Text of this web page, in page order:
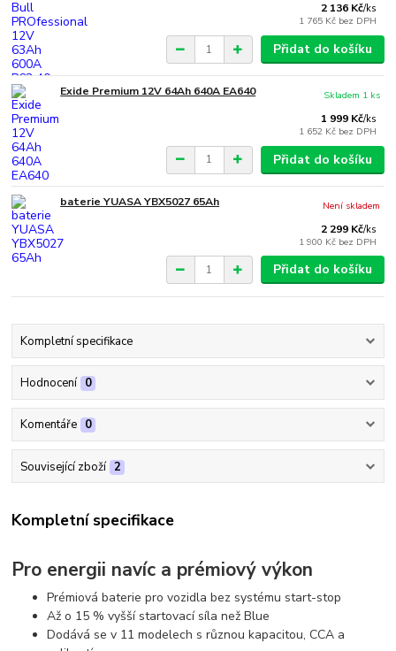
2 136 Kč/ks
1 765 Kč bez DPH
Přidat do košíku
Exide Premium 12V 64Ah 640A EA640
1 999 Kč/ks
1 652 Kč bez DPH
Skladem 1 ks
Přidat do košíku
baterie YUASA YBX5027 65Ah
2 299 Kč/ks
1 900 Kč bez DPH
Není skladem
Přidat do košíku
Kompletní specifikace
Hodnocení 0
Komentáře 0
Související zboží 2
Kompletní specifikace
Pro energii navíc a prémiový výkon
Prémiová baterie pro vozidla bez systému start-stop
Až o 15 % vyšší startovací síla než Blue
Dodává se v 11 modelech s různou kapacitou, CCA a